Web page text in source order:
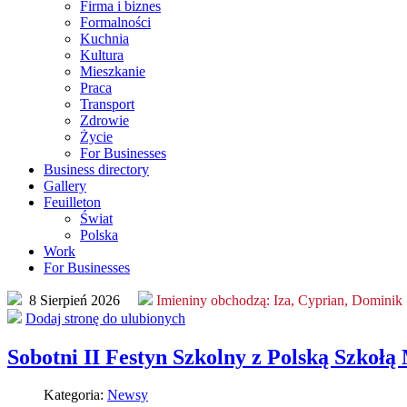
Firma i biznes
Formalności
Kuchnia
Kultura
Mieszkanie
Praca
Transport
Zdrowie
Życie
For Businesses
Business directory
Gallery
Feuilleton
Świat
Polska
Work
For Businesses
8 Sierpień 2026 Imieniny obchodzą: Iza, Cyprian, Dominik
Dodaj stronę do ulubionych
Sobotni II Festyn Szkolny z Polską
Kategoria: Newsy